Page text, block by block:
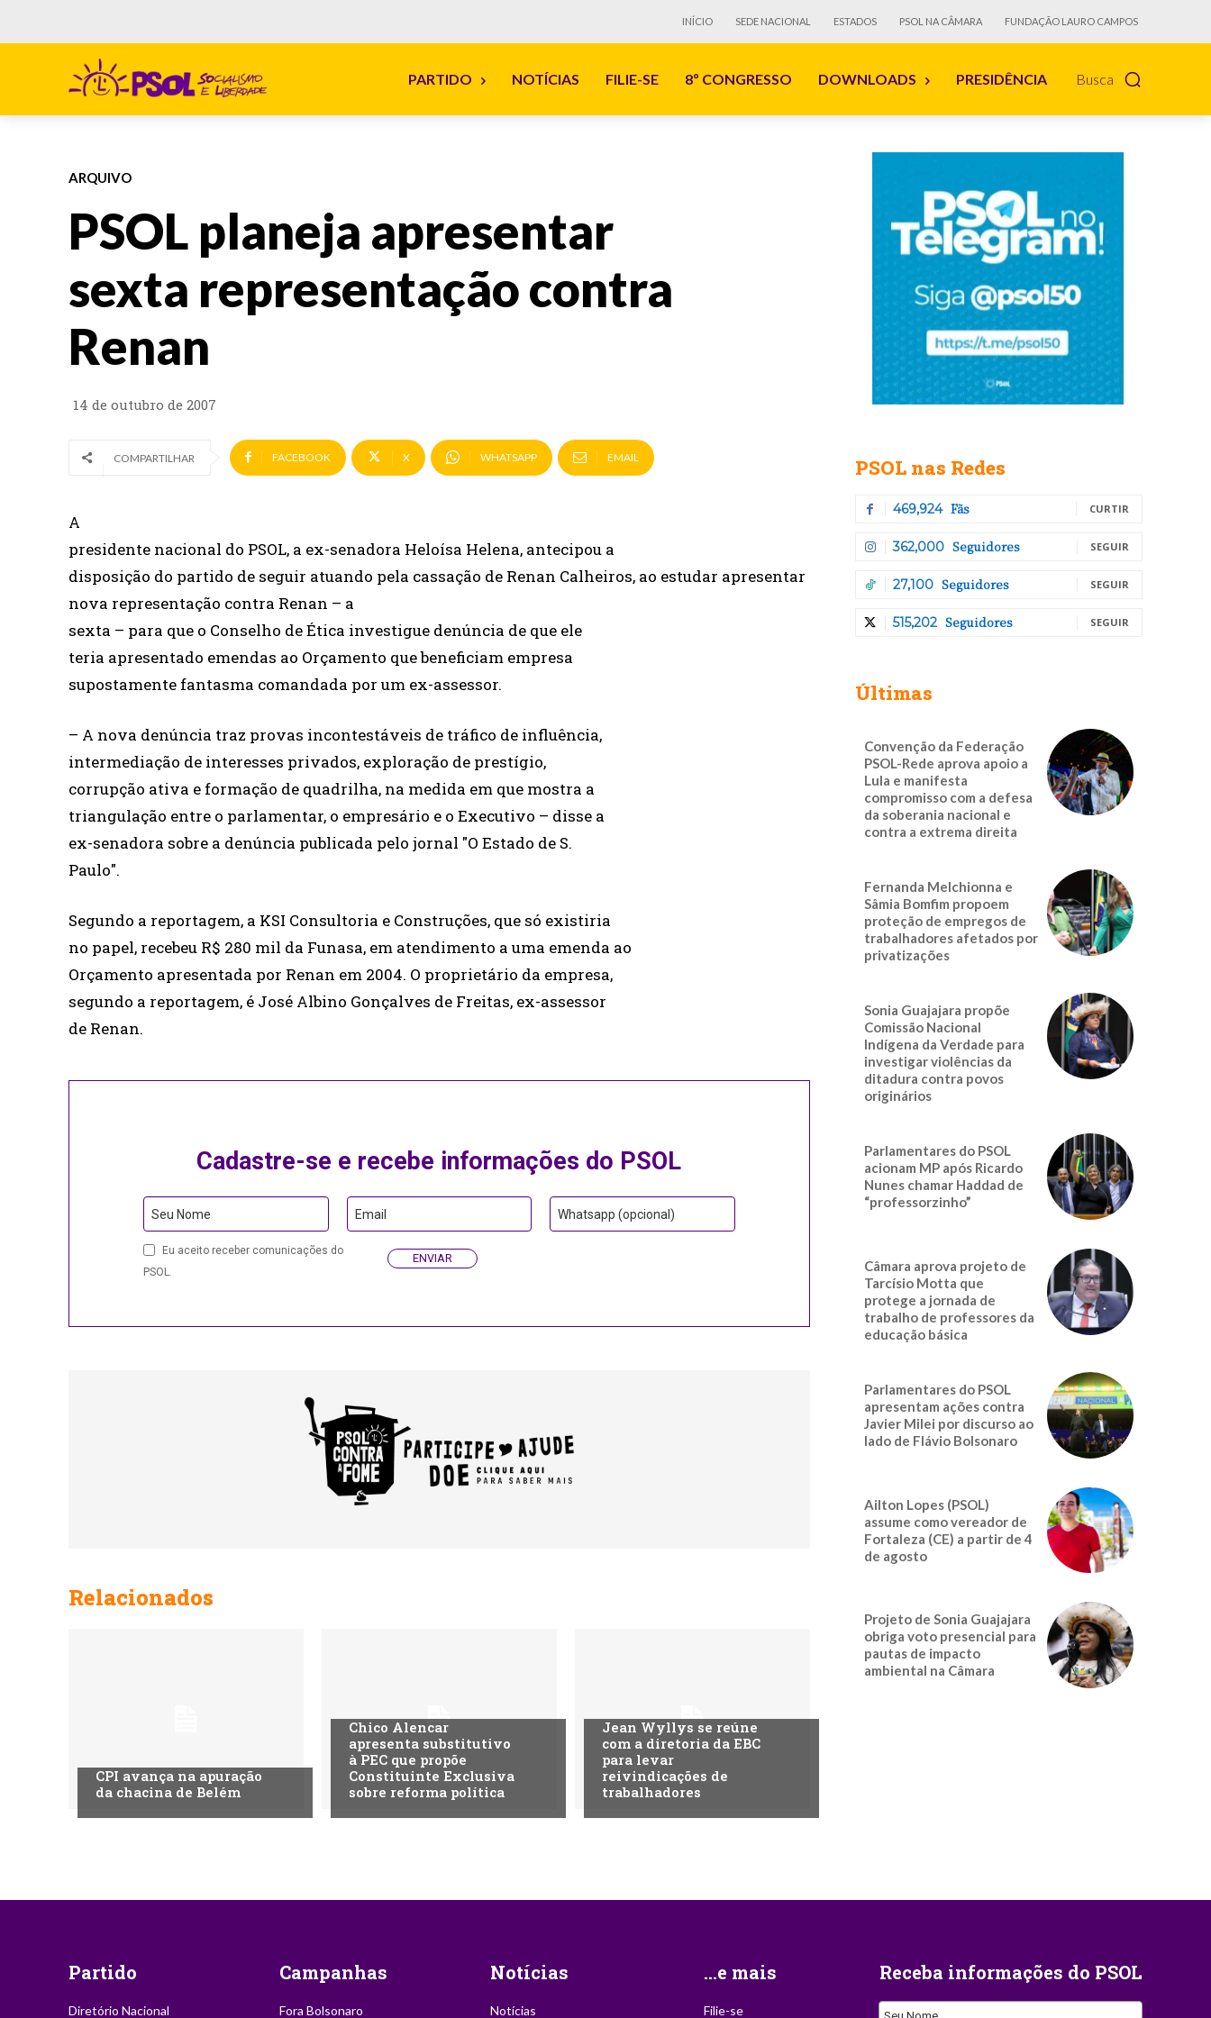
INÍCIO SEDE NACIONAL ESTADOS PSOL NA CÂMARA FUNDAÇÃO LAURO CAMPOS
Busca
PARTIDO NOTÍCIAS FILIE-SE 8º CONGRESSO DOWNLOADS PRESIDÊNCIA
ARQUIVO
PSOL planeja apresentar
sexta representação contra
Renan
14 de outubro de 2007
COMPARTILHAR FACEBOOK X WHATSAPP EMAIL
A
presidente nacional do PSOL, a ex-senadora Heloísa Helena, antecipou a
disposição do partido de seguir atuando pela cassação de Renan Calheiros, ao estudar apresentar
nova representação contra Renan – a
sexta – para que o Conselho de Ética investigue denúncia de que ele
teria apresentado emendas ao Orçamento que beneficiam empresa
supostamente fantasma comandada por um ex-assessor.
– A nova denúncia traz provas incontestáveis de tráfico de influência,
intermediação de interesses privados, exploração de prestígio,
corrupção ativa e formação de quadrilha, na medida em que mostra a
triangulação entre o parlamentar, o empresário e o Executivo – disse a
ex-senadora sobre a denúncia publicada pelo jornal "O Estado de S.
Paulo".
Segundo a reportagem, a KSI Consultoria e Construções, que só existiria
no papel, recebeu R$ 280 mil da Funasa, em atendimento a uma emenda ao
Orçamento apresentada por Renan em 2004. O proprietário da empresa,
segundo a reportagem, é José Albino Gonçalves de Freitas, ex-assessor
de Renan.
Cadastre-se e recebe informações do PSOL
Seu Nome Email Whatsapp (opcional)
Eu aceito receber comunicações do
PSOL.
ENVIAR
Relacionados
CPI avança na apuração
da chacina de Belém
Chico Alencar
apresenta substitutivo
à PEC que propõe
Constituinte Exclusiva
sobre reforma política
Jean Wyllys se reúne
com a diretoria da EBC
para levar
reivindicações de
trabalhadores
PSOL nas Redes
469,924 Fãs CURTIR
362,000 Seguidores SEGUIR
27,100 Seguidores SEGUIR
515,202 Seguidores SEGUIR
Últimas
Convenção da Federação
PSOL-Rede aprova apoio a
Lula e manifesta
compromisso com a defesa
da soberania nacional e
contra a extrema direita
Fernanda Melchionna e
Sâmia Bomfim propoem
proteção de empregos de
trabalhadores afetados por
privatizações
Sonia Guajajara propõe
Comissão Nacional
Indígena da Verdade para
investigar violências da
ditadura contra povos
originários
Parlamentares do PSOL
acionam MP após Ricardo
Nunes chamar Haddad de
“professorzinho”
Câmara aprova projeto de
Tarcísio Motta que
protege a jornada de
trabalho de professores da
educação básica
Parlamentares do PSOL
apresentam ações contra
Javier Milei por discurso ao
lado de Flávio Bolsonaro
Ailton Lopes (PSOL)
assume como vereador de
Fortaleza (CE) a partir de 4
de agosto
Projeto de Sonia Guajajara
obriga voto presencial para
pautas de impacto
ambiental na Câmara
Partido
Diretório Nacional
Campanhas
Fora Bolsonaro
Notícias
Notícias
...e mais
Filie-se
Receba informações do PSOL